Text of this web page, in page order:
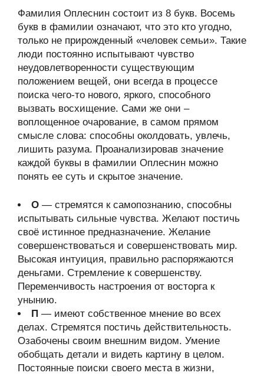
Фамилия Оплеснин состоит из 8 букв. Восемь
букв в фамилии означают, что это кто угодно,
только не прирожденный «человек семьи». Такие
люди постоянно испытывают чувство
неудовлетворенности существующим
положением вещей, они всегда в процессе
поиска чего-то нового, яркого, способного
вызвать восхищение. Сами же они –
воплощенное очарование, в самом прямом
смысле слова: способны околдовать, увлечь,
лишить разума. Проанализировав значение
каждой буквы в фамилии Оплеснин можно
понять ее суть и скрытое значение.
О — стремятся к самопознанию, способны
испытывать сильные чувства. Желают постичь
своё истинное предназначение. Желание
совершенствоваться и совершенствовать мир.
Высокая интуиция, правильно распоряжаются
деньгами. Стремление к совершенству.
Переменчивость настроения от восторга к
унынию.
П — имеют собственное мнение во всех
делах. Стремятся постичь действительность.
Озабочены своим внешним видом. Умение
обобщать детали и видеть картину в целом.
Постоянные поиски своего места в жизни,